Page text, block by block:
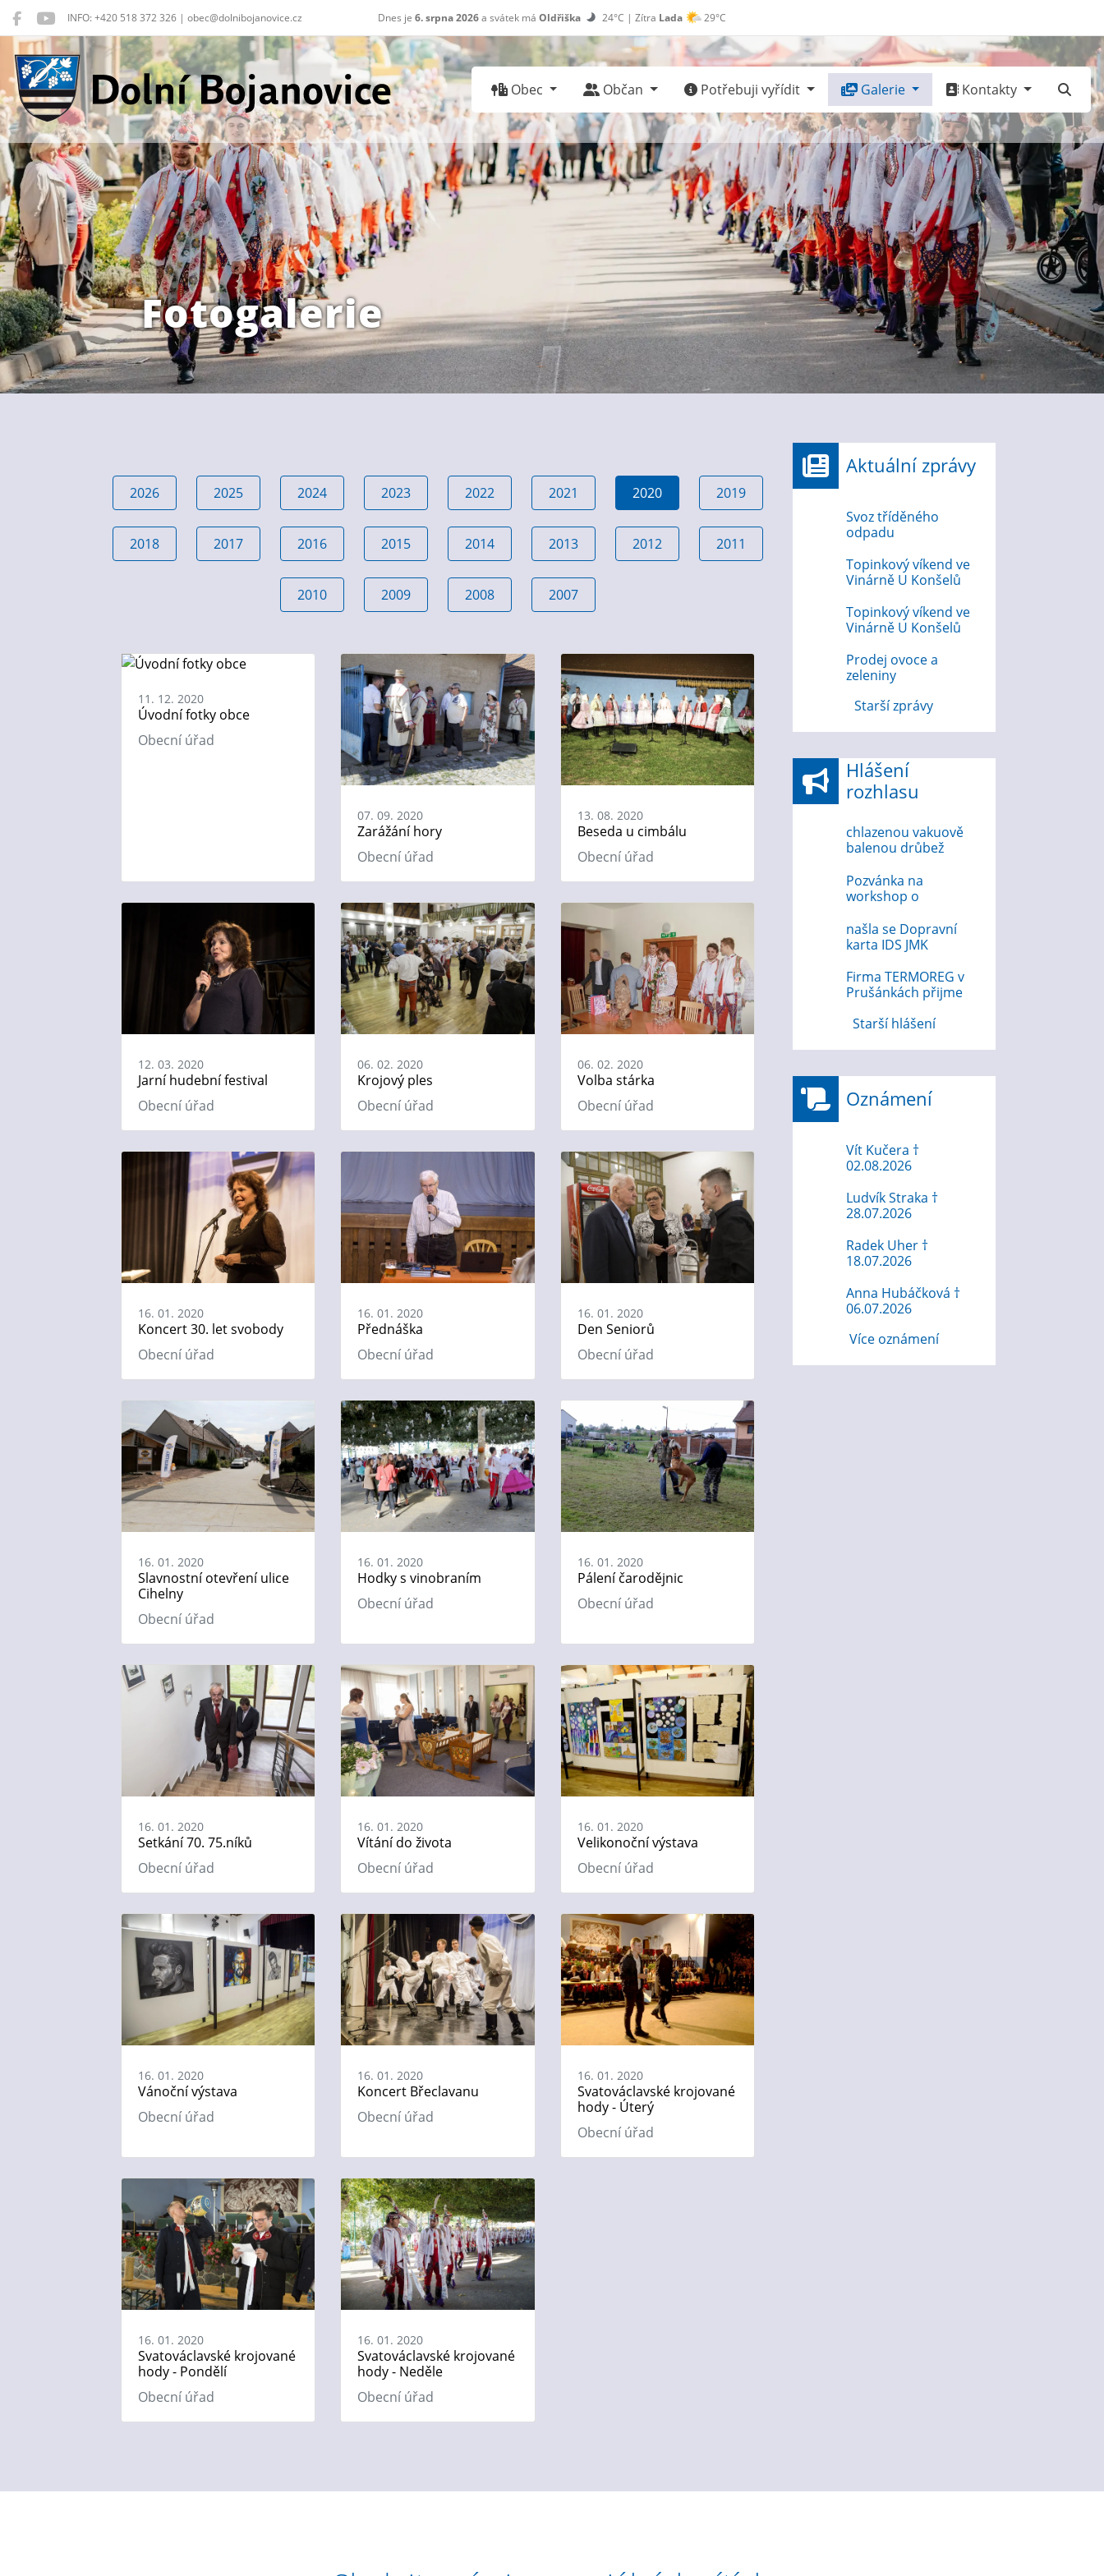
INFO: +420 518 372 326 | obec@dolnibojanovice.cz Dnes je 6. srpna 2026a svátek má Oldřiška 24°C | Zítra Lada 29°C
Dolní Bojanovice
Obec Občan Potřebuji vyřídit Galerie Kontakty
Fotogalerie
2026 2025 2024 2023 2022 2021 2020 2019
2018 2017 2016 2015 2014 2013 2012 2011
2010 2009 2008 2007
11. 12. 2020
Úvodní fotky obce
Obecní úřad
07. 09. 2020
Zarážání hory
Obecní úřad
13. 08. 2020
Beseda u cimbálu
Obecní úřad
12. 03. 2020
Jarní hudební festival
Obecní úřad
06. 02. 2020
Krojový ples
Obecní úřad
06. 02. 2020
Volba stárka
Obecní úřad
16. 01. 2020
Koncert 30. let svobody
Obecní úřad
16. 01. 2020
Přednáška
Obecní úřad
16. 01. 2020
Den Seniorů
Obecní úřad
16. 01. 2020
Slavnostní otevření ulice
Cihelny
Obecní úřad
16. 01. 2020
Hodky s vinobraním
Obecní úřad
16. 01. 2020
Pálení čarodějnic
Obecní úřad
16. 01. 2020
Setkání 70. 75.níků
Obecní úřad
16. 01. 2020
Vítání do života
Obecní úřad
16. 01. 2020
Velikonoční výstava
Obecní úřad
16. 01. 2020
Vánoční výstava
Obecní úřad
16. 01. 2020
Koncert Břeclavanu
Obecní úřad
16. 01. 2020
Svatováclavské krojované
hody - Úterý
Obecní úřad
16. 01. 2020
Svatováclavské krojované
hody - Pondělí
Obecní úřad
16. 01. 2020
Svatováclavské krojované
hody - Neděle
Obecní úřad
Aktuální zprávy
Svoz tříděného
odpadu
Topinkový víkend ve
Vinárně U Konšelů
Topinkový víkend ve
Vinárně U Konšelů
Prodej ovoce a
zeleniny
Starší zprávy
Hlášení
rozhlasu
chlazenou vakuově
balenou drůbež
Pozvánka na
workshop o
internetu 12.8.2026
našla se Dopravní
karta IDS JMK
Firma TERMOREG v
Prušánkách přijme
Starší hlášení
Oznámení
Vít Kučera †
02.08.2026
Ludvík Straka †
28.07.2026
Radek Uher †
18.07.2026
Anna Hubáčková †
06.07.2026
Více oznámení